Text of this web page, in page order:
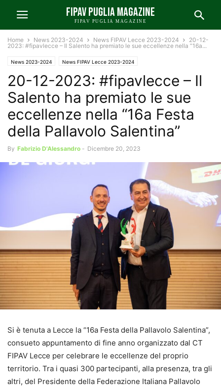
FIPAV PUGLIA MAGAZINE
FIPAV PUGLIA MAGAZINE
Home News 2023-2024 News FIPAV Lecce 2023-2024
20-12-
2023: #fipavlecce – Il Salento ha premiato le sue eccellenze nella “16a...
News 2023-2024 News FIPAV Lecce 2023-2024
20-12-2023: #fipavlecce – Il
Salento ha premiato le sue
eccellenze nella “16a Festa
della Pallavolo Salentina”
By Fabrizio D'Alessandro - Dicembre 20, 2023
Si è tenuta a Lecce la “16a Festa della Pallavolo Salentina”,
consueto appuntamento di fine anno organizzato dal CT
FIPAV Lecce per celebrare le eccellenze del proprio
territorio. Tra i quasi 300 partecipanti, alla presenza, tra gli
altri, del Presidente della Federazione Italiana Pallavolo